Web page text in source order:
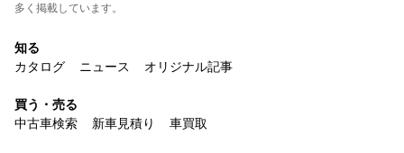
多く掲載しています。
知る
カタログ
ニュース オリジナル記事
買う・売る
中古車検索
新車見積り 車買取